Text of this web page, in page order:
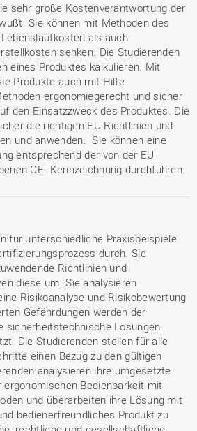
sehr große Kostenverantwortung der
Sie können mit Methoden des
als auch
senken. Die Studierenden
eines Produktes kalkulieren. Mit
Produkte auch mit Hilfe
ergonomiegerecht und sicher
den Einsatzzweck des Produktes. Die
die richtigen EU-Richtlinien und
und anwenden. Sie können eine
entsprechend der von der EU
CE- Kennzeichnung durchführen.
für unterschiedliche Praxisbeispiele
durch. Sie
Richtlinien und
diese um. Sie analysieren
Risikoanalyse und Risikobewertung
Gefährdungen werden der
sicherheitstechnische Lösungen
Die Studierenden stellen für alle
einen Bezug zu den gültigen
analysieren ihre umgesetzte
Bedienbarkeit mit
und überarbeiten ihre Lösung mit
bedienerfreundliches Produkt zu